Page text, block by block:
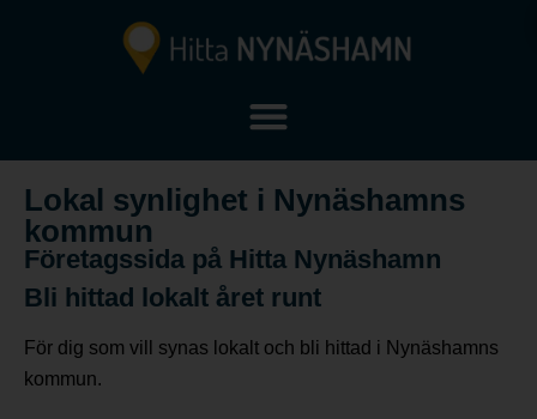
Lokal synlighet i Nynäshamns
kommun
Företagssida på Hitta Nynäshamn
Bli hittad lokalt året runt
För dig som vill synas lokalt och bli hittad i Nynäshamns
kommun.